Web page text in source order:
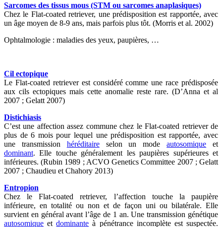
Sarcomes des tissus mous (STM ou sarcomes anaplasiques)
Chez le Flat-coated retriever, une prédisposition est rapportée, avec
un âge moyen de 8-9 ans, mais parfois plus tôt. (Morris et al. 2002)
Ophtalmologie : maladies des yeux, paupières, …
Cil ectopique
Le Flat-coated retriever est considéré comme une race prédisposée
aux cils ectopiques mais cette anomalie reste rare. (D’Anna et al
2007 ; Gelatt 2007)
Distichiasis
C’est une affection assez commune chez le Flat-coated retriever de
plus de 6 mois pour lequel une prédisposition est rapportée, avec
une transmission héréditaireselon un modeautosomique et
dominant. Elle touche généralement les paupières supérieures et
inférieures. (Rubin 1989 ; ACVO Genetics Committee 2007 ; Gelatt
2007 ; Chaudieu et Chahory 2013)
Entropion
Chez le Flat-coated retriever, l’affection touche la paupière
inférieure, en totalité ou non et de façon uni ou bilatérale. Elle
survient en général avant l’âge de 1 an. Une transmission génétique
autosomique etdominante à pénétrance incomplète est suspectée.